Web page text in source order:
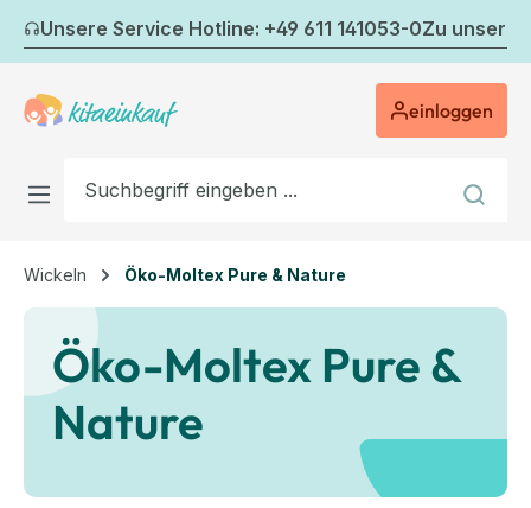
Zum Hauptinhalt springen
Unsere Service Hotline: +49 611 141053-0Zu
einloggen
Wickeln Öko-Moltex Pure & Nature
Öko-Moltex Pure &
Nature